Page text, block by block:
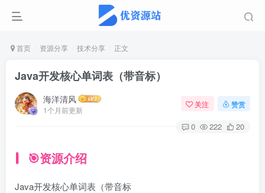
首页 资源分享 技术分享 正文
Java开发核心单词表（带音标）
海洋清风
1个月前更新
关注 赞赏
0 222 20
🎯资源介绍
Java开发核心单词表（带音标